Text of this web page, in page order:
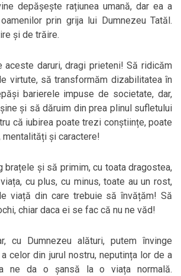
depășește rațiunea umană, dar ea a
prin grija lui Dumnezeu Tatăl.
și de trăire.
aceste daruri, dragi prieteni! Să ridicăm
virtute, să transformăm dizabilitatea ȋn
barierele impuse de societate, dar,
și să dăruim din prea plinul sufletului
că iubirea poate trezi conștiințe, poate
și caractere!
brațele și să primim, cu toata dragostea,
cu plus, cu minus, toate au un rost,
viață din care trebuie să ȋnvățăm! Să
chiar daca ei se fac că nu ne văd!
cu Dumnezeu alături, putem ȋnvinge
celor din jurul nostru, neputința lor de a
ne da o șansă la o viața normală.